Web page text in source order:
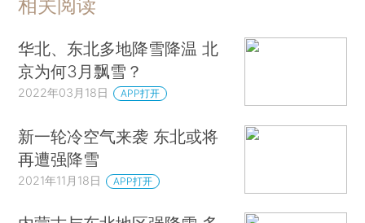
相关阅读
华北、东北多地降雪降温 北
京为何3月飘雪？
2022年03月18日 APP打开
新一轮冷空气来袭 东北或将
再遭强降雪
2021年11月18日 APP打开